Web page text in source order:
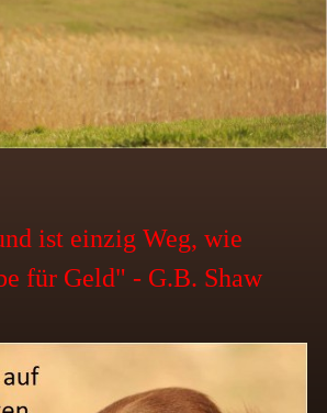
ist einzig Weg, wie
für Geld" - G.B. Shaw